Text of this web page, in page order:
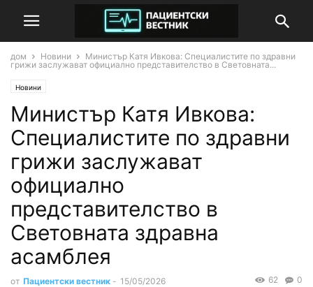
дом Новини
Министър Катя Ивкова: Специалистите по здравни
грижи заслужават официално представителство в Световната...
Новини
Министър Катя Ивкова:
Специалистите по здравни
грижи заслужават
официално
представителство в
Световната здравна
асамблея
от Пациентски вестник - 15/05/2026 0
62